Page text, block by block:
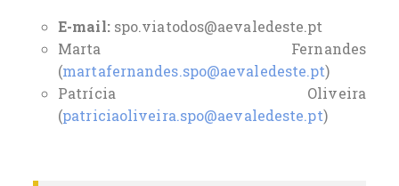
E-mail: spo.viatodos@aevaledeste.pt
Marta Fernandes
(martafernandes.spo@aevaledeste.pt)
Patrícia Oliveira
(patriciaoliveira.spo@aevaledeste.pt)